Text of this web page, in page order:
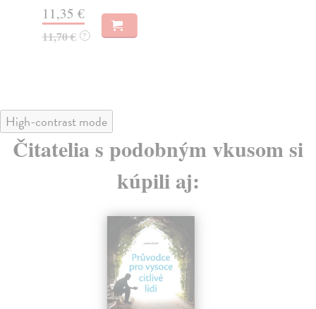
11,35 €
11,70 € ?
High-contrast mode
Čitatelia s podobným vkusom si
kúpili aj: